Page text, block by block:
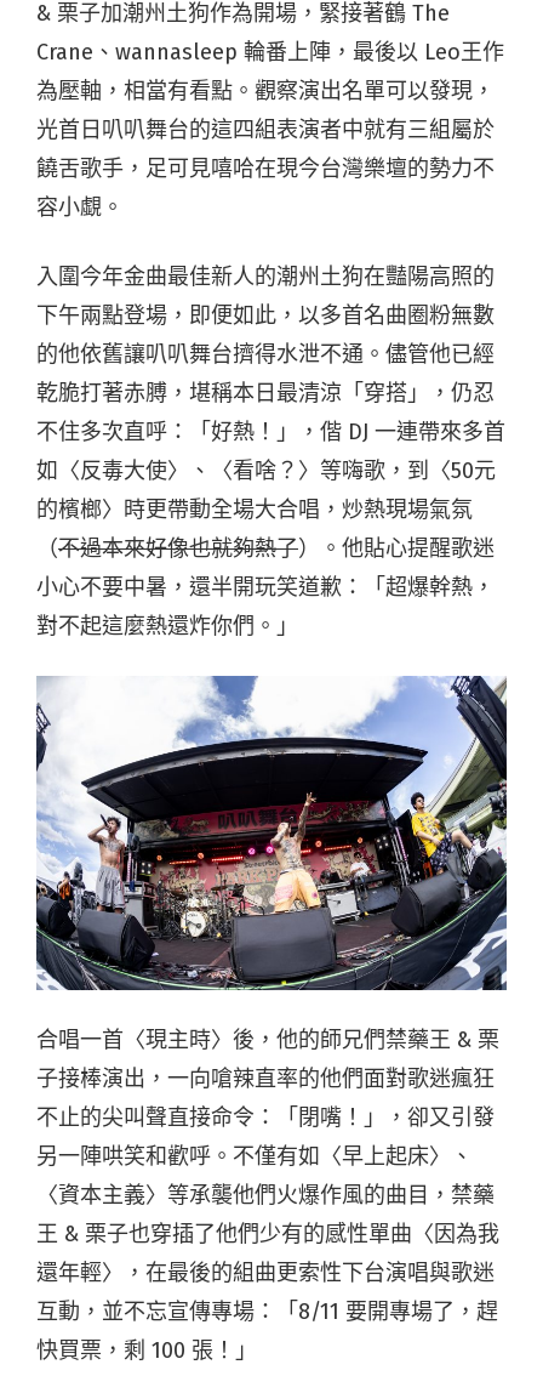
& 栗子加潮州土狗作為開場，緊接著鶴 The
Crane、wannasleep 輪番上陣，最後以 Leo王作
為壓軸，相當有看點。觀察演出名單可以發現，
光首日叭叭舞台的這四組表演者中就有三組屬於
饒舌歌手，足可見嘻哈在現今台灣樂壇的勢力不
容小覷。
入圍今年金曲最佳新人的潮州土狗在豔陽高照的
下午兩點登場，即便如此，以多首名曲圈粉無數
的他依舊讓叭叭舞台擠得水泄不通。儘管他已經
乾脆打著赤膊，堪稱本日最清涼「穿搭」，仍忍
不住多次直呼：「好熱！」，偕 DJ 一連帶來多首
如〈反毒大使〉、〈看啥？〉等嗨歌，到〈50元
的檳榔〉時更帶動全場大合唱，炒熱現場氣氛
（不過本來好像也就夠熱了）。他貼心提醒歌迷
小心不要中暑，還半開玩笑道歉：「超爆幹熱，
對不起這麼熱還炸你們。」
合唱一首〈現主時〉後，他的師兄們禁藥王 & 栗
子接棒演出，一向嗆辣直率的他們面對歌迷瘋狂
不止的尖叫聲直接命令：「閉嘴！」，卻又引發
另一陣哄笑和歡呼。不僅有如〈早上起床〉、
〈資本主義〉等承襲他們火爆作風的曲目，禁藥
王 & 栗子也穿插了他們少有的感性單曲〈因為我
還年輕〉，在最後的組曲更索性下台演唱與歌迷
互動，並不忘宣傳專場：「8/11 要開專場了，趕
快買票，剩 100 張！」